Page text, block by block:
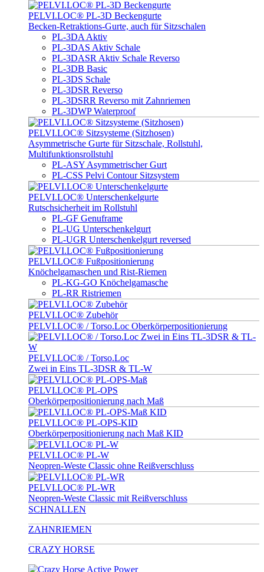
PELVI.LOC® PL-3D Beckengurte
Becken-Retraktions-Gurte, auch für Sitzschalen
PL-3DA Aktiv
PL-3DAS Aktiv Schale
PL-3DASR Aktiv Schale Reverso
PL-3DB Basic
PL-3DS Schale
PL-3DSR Reverso
PL-3DSRR Reverso mit Zahnriemen
PL-3DWP Waterproof
PELVI.LOC® Sitzsysteme (Sitzhosen)
Asymmetrische Gurte für Sitzschale, Rollstuhl,
Multifunktionsrollstuhl
PL-ASY Asymmetrischer Gurt
PL-CSS Pelvi Contour Sitzsystem
PELVI.LOC® Unterschenkelgurte
Rutschsicherheit im Rollstuhl
PL-GF Genuframe
PL-UG Unterschenkelgurt
PL-UGR Unterschenkelgurt reversed
PELVI.LOC® Fußpositionierung
Knöchelgamaschen und Rist-Riemen
PL-KG-GO Knöchelgamasche
PL-RR Ristriemen
PELVI.LOC® Zubehör
PELVI.LOC® / Torso.Loc Oberkörperpositionierung
PELVI.LOC® / Torso.Loc
Zwei in Eins TL-3DSR & TL-W
PELVI.LOC® PL-OPS
Oberkörperpositionierung nach Maß
PELVI.LOC® PL-OPS-KID
Oberkörperpositionierung nach Maß KID
PELVI.LOC® PL-W
Neopren-Weste Classic ohne Reißverschluss
PELVI.LOC® PL-WR
Neopren-Weste Classic mit Reißverschluss
SCHNALLEN
ZAHNRIEMEN
CRAZY HORSE